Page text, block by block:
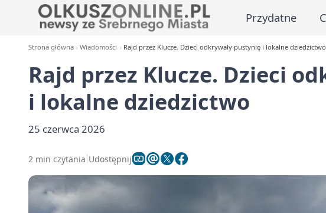
Przydatne
Strona główna Wiadomości Rajd przez Klucze. Dzieci odkrywały pustynię i lokalne dziedzictwo
Rajd przez Klucze. Dzieci
i lokalne dziedzictwo
25 czerwca 2026
2 min czytania Udostępnij